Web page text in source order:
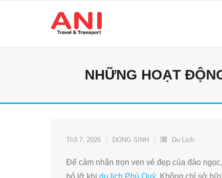
NHỮNG HOẠT
Th3 7, 2026 DONG SINH Du Lịch
Để cảm nhận trọn vẹn vẻ đẹp của đảo
bỏ lỡ khi du lịch Phú Quý. Không chỉ sở